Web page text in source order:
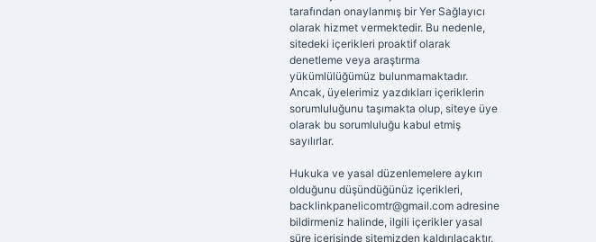
tarafından onaylanmış bir Yer Sağlayıcı
olarak hizmet vermektedir. Bu nedenle,
sitedeki içerikleri proaktif olarak
denetleme veya araştırma
yükümlülüğümüz bulunmamaktadır.
Ancak, üyelerimiz yazdıkları içeriklerin
sorumluluğunu taşımakta olup, siteye üye
olarak bu sorumluluğu kabul etmiş
sayılırlar.
Hukuka ve yasal düzenlemelere aykırı
olduğunu düşündüğünüz içerikleri,
backlinkpanelicomtr@gmail.comadresine
bildirmeniz halinde, ilgili içerikler yasal
süre içerisinde sitemizden kaldırılacaktır.